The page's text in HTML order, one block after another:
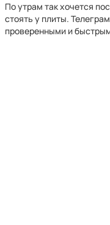
По утрам так хочется
стоять у плиты.
проверенными и